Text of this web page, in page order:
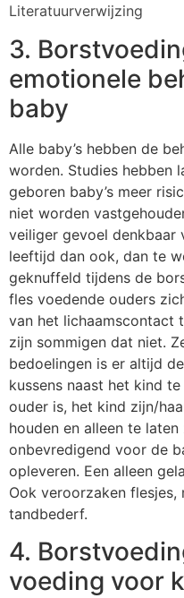
Literatuurverwijzing
3.
emotionele
baby
Alle baby’s hebben de
worden. Studies hebben
geboren baby’s meer
niet worden
veiliger gevoel denkbaar
leeftijd dan ook, dan te
geknuffeld tijdens de
fles voedende ouders
van het lichaamscontact
zijn sommigen dat niet.
bedoelingen is er altijd
kussens naast het kind
ouder is, het kind zijn/
houden en alleen te
onbevredigend voor de
opleveren. Een alleen
Ook veroorzaken flesjes,
tandbederf.
4.
voeding voor